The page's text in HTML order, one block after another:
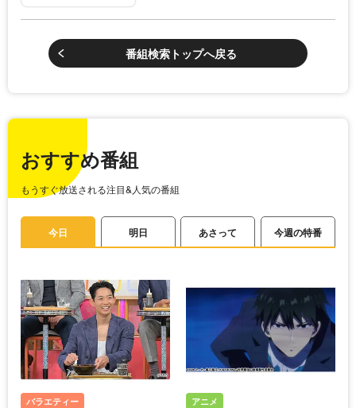
番組検索トップへ戻る
おすすめ番組
もうすぐ放送される注目&人気の番組
今日 明日 あさって 今週の特番
バラエティー アニメ